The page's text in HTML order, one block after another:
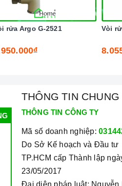
rửa Argo G-2521 Vòi
THÔNG TIN CHUNG
THÔNG TIN CÔNG TY
Mã số doanh nghiệp:
Do Sở Kế hoạch và Đầu tư
TP.HCM cấp Thành lập
23/05/2017
Đại diện pháp luật: Nguyễn